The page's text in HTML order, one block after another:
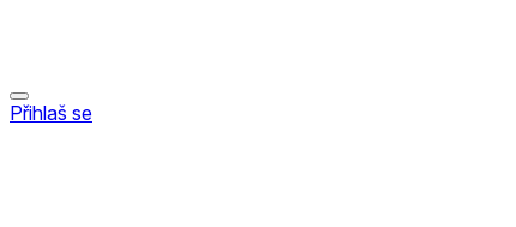
Přihlaš se